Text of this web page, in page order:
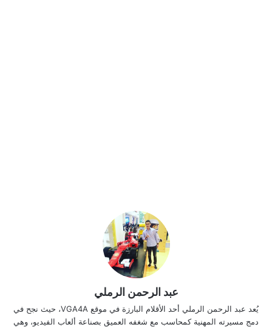
عبد الرحمن الرملي
يُعد عبد الرحمن الرملي أحد الأقلام البارزة في موقع VGA4A، حيث نجح في
دمج مسيرته المهنية كمحاسب مع شغفه العميق بصناعة ألعاب الفيديو، وهي